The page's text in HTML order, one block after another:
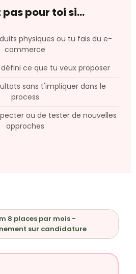
pas pour toi si...
physiques ou tu fais du e-
commerce
ce que tu veux proposer
sans t'impliquer dans le
process
ou de tester de nouvelles
approches
8 places par mois -
sur candidature